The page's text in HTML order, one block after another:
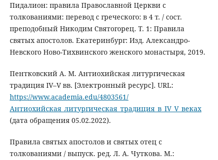
Пидалион: правила Православной Церкви с
толкованиями: перевод с греческого: в 4 т. / сост.
преподобный Никодим Святогорец. T. 1: Правила
святых апостолов. Екатеринбург: Изд. Александро-
Невского Ново-Тихвинского женского монастыря, 2019.
Пентковский А. М. Антиохийская литургическая
традиция IV–V вв. [Электронный ресурс]. URL:
https://www.academia.edu/4803561/
Антиохийская_литургическая_традиция_в_IV_V_веках
(дата обращения 05.02.2022).
Правила святых апостолов и святых отец с
толкованиями / выпуск. ред. Л. А. Чуткова. М.: